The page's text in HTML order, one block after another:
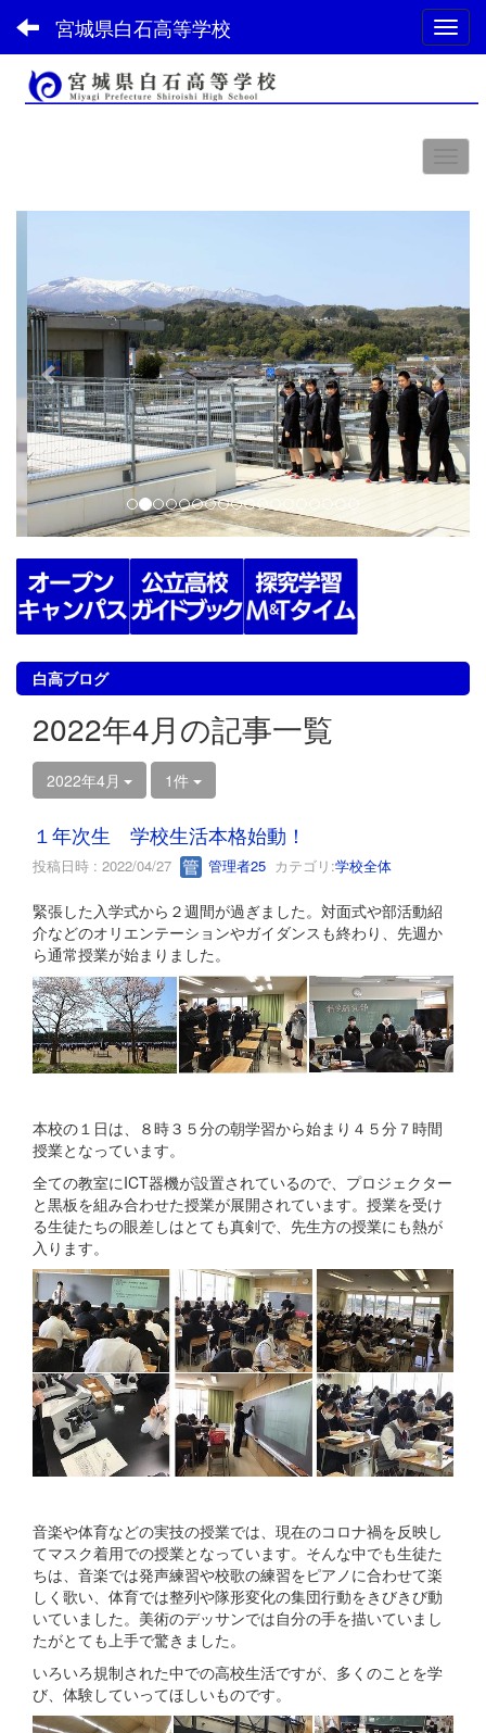
宮城県白石高等学校
e
v
i
o
u
s
t
白高ブログ
2022年4月の記事一覧
2022年4月 1件
１年次生 学校生活本格始動！
投稿日時 : 2022/04/27 管理者25 カテゴリ:学校全体
緊張した入学式から２週間が過ぎました。対面式や部活動紹
介などのオリエンテーションやガイダンスも終わり、先週か
ら通常授業が始まりました。
本校の１日は、８時３５分の朝学習から始まり４５分７時間
授業となっています。
全ての教室にICT器機が設置されているので、プロジェクター
と黒板を組み合わせた授業が展開されています。授業を受け
る生徒たちの眼差しはとても真剣で、先生方の授業にも熱が
入ります。
音楽や体育などの実技の授業では、現在のコロナ禍を反映し
てマスク着用での授業となっています。そんな中でも生徒た
ちは、音楽では発声練習や校歌の練習をピアノに合わせて楽
しく歌い、体育では整列や隊形変化の集団行動をきびきび動
いていました。美術のデッサンでは自分の手を描いていまし
たがとても上手で驚きました。
いろいろ規制された中での高校生活ですが、多くのことを学
び、体験していってほしいものです。